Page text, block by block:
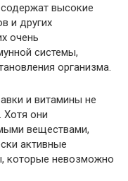
высокие
и других
очень
системы,
организма.
и витамины не
Хотя они
веществами,
активные
которые невозможно